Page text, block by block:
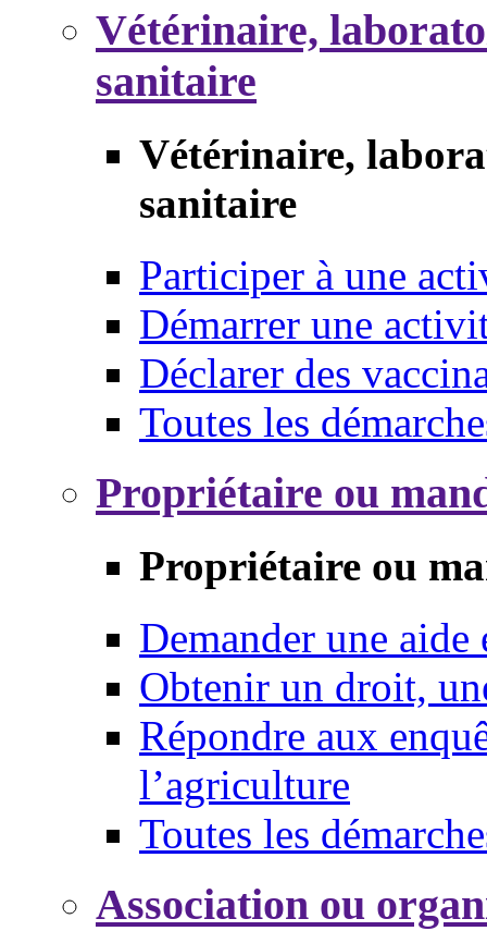
Vétérinaire,
sanitaire
Vétérinaire,
sanitaire
Participer à une
Démarrer une
Déclarer des
Toutes les
Propriétaire ou
Propriétaire ou
Demander une aide
Obtenir un droit,
Répondre aux
l’agriculture
Toutes les
Association ou